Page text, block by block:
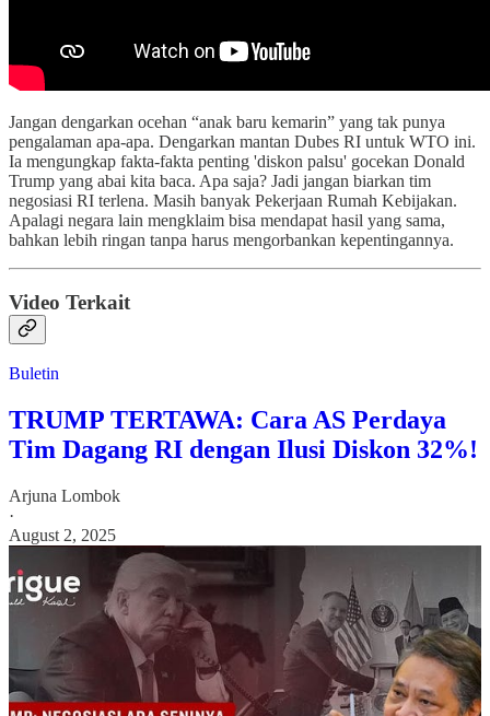
Jangan dengarkan ocehan “anak baru kemarin” yang tak punya
pengalaman apa-apa. Dengarkan mantan Dubes RI untuk WTO ini.
Ia mengungkap fakta-fakta penting 'diskon palsu' gocekan Donald
Trump yang abai kita baca. Apa saja? Jadi jangan biarkan tim
negosiasi RI terlena. Masih banyak Pekerjaan Rumah Kebijakan.
Apalagi negara lain mengklaim bisa mendapat hasil yang sama,
bahkan lebih ringan tanpa harus mengorbankan kepentingannya.
Video Terkait
Buletin
TRUMP TERTAWA: Cara AS Perdaya
Tim Dagang RI dengan Ilusi Diskon 32%!
Arjuna Lombok
·
August 2, 2025